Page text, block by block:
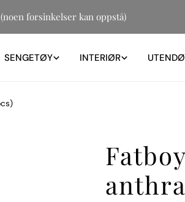
(noen forsinkelser kan oppstå)
SENGETØY INTERIØR